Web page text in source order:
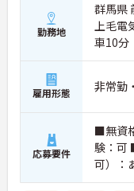
勤務地
群馬県
上毛電
車10分
雇用形態 非常勤
応募要件
■無資
験：可
可）：